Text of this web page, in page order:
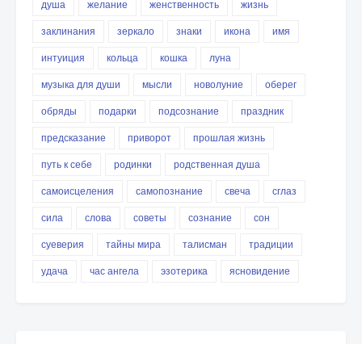
душа
желание женственность
жизнь
заклинания
зеркало знаки икона
имя
интуиция
кольца кошка
луна
музыка для души
мысли новолуние
оберег
обряды
подарки подсознание
праздник
предсказание
приворот
прошлая жизнь
путь к себе
родинки
родственная душа
самоисцеления
самопознание свеча
сглаз
сила
слова советы сознание
сон
суеверия
тайны мира талисман
традиции
удача
час ангела эзотерика ясновидение